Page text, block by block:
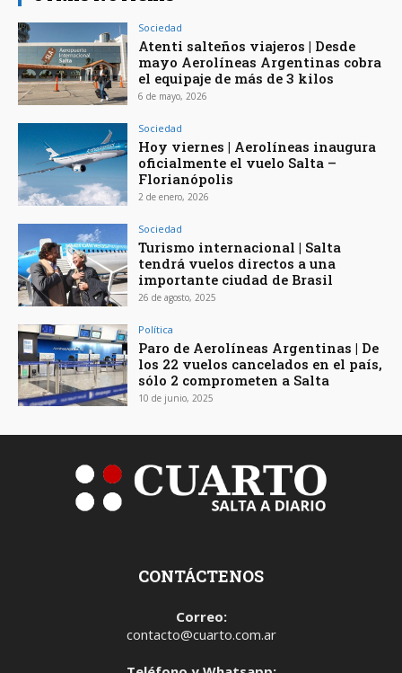
Sociedad
Atenti salteños viajeros | Desde
mayo Aerolíneas Argentinas cobra
el equipaje de más de 3 kilos
6 de mayo, 2026
Sociedad
Hoy viernes | Aerolíneas inaugura
oficialmente el vuelo Salta –
Florianópolis
2 de enero, 2026
Sociedad
Turismo internacional | Salta
tendrá vuelos directos a una
importante ciudad de Brasil
26 de agosto, 2025
Política
Paro de Aerolíneas Argentinas | De
los 22 vuelos cancelados en el país,
sólo 2 comprometen a Salta
10 de junio, 2025
CONTÁCTENOS
Correo:
contacto@cuarto.com.ar